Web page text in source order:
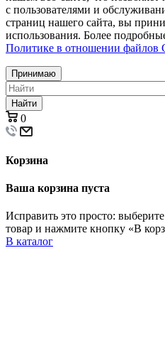
с пользователями и
страниц нашего сайта, вы
использования. Более
Политике в отношении файлов
Принимаю
Найти
0
Корзина
Ваша корзина пуста
Исправить это просто:
товар и нажмите кнопку «В
В каталог